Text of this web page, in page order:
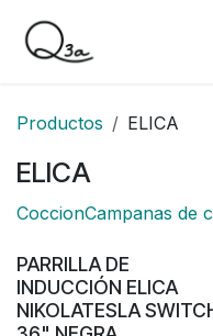
Productos ELICA
ELICA
CoccionCampanas de
BAJO PEDIDO
PARRILLA DE
INDUCCIÓN ELICA
NIKOLATESLA